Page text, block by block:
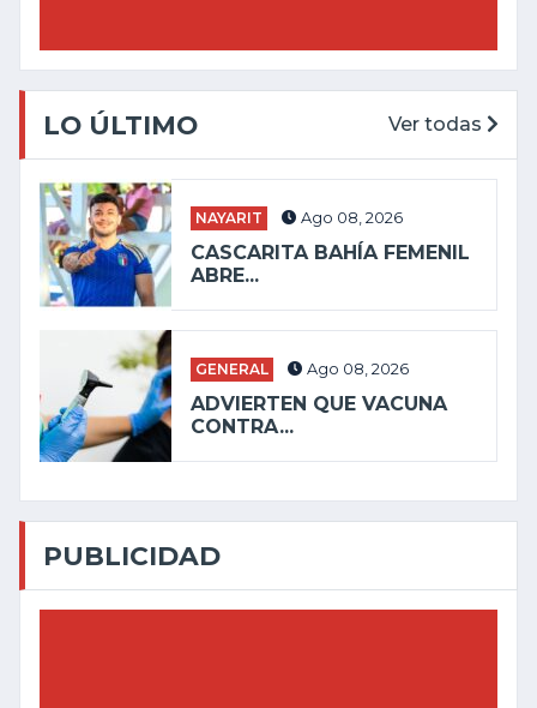
LO ÚLTIMO Ver todas
NAYARIT Ago 08, 2026
CASCARITA BAHÍA FEMENIL
ABRE...
GENERAL Ago 08, 2026
ADVIERTEN QUE VACUNA
CONTRA...
PUBLICIDAD